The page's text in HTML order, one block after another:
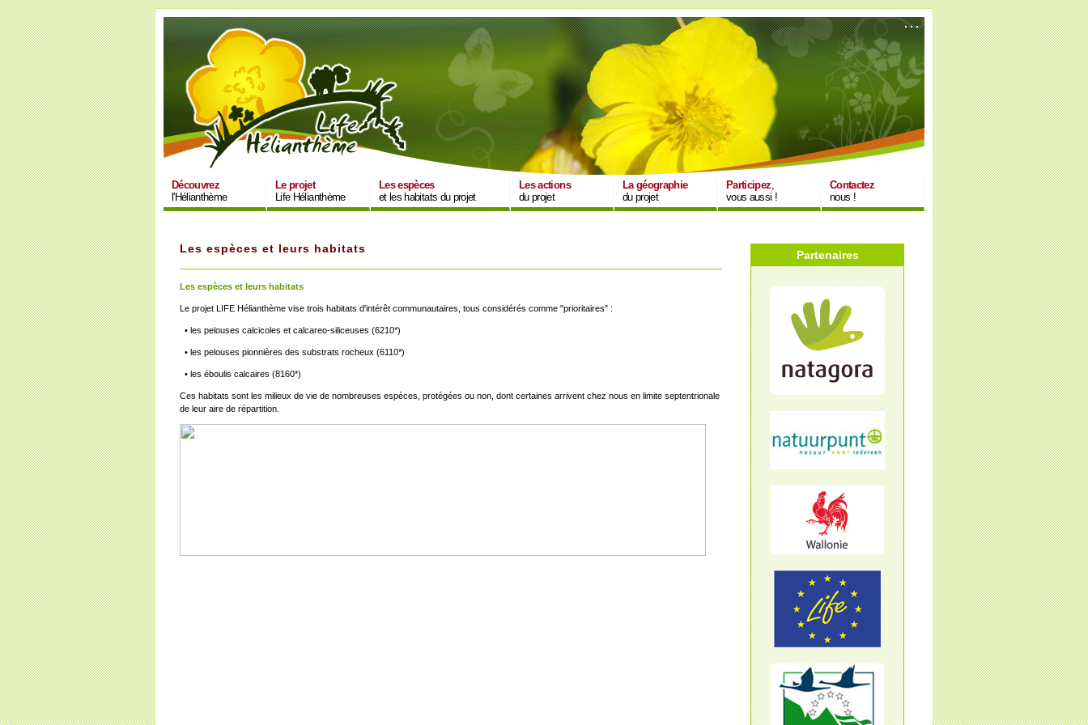
Découvrez
l'Hélianthème
Le projet
Life Hélianthème
Les espèces
et les habitats du projet
Les actions
du projet
La géographie
du projet
Participez,
vous aussi !
Contactez
nous !
Les espèces et leurs habitats
Les espèces et leurs habitats
Le projet LIFE Hélianthème vise trois habitats d'intérêt communautaires, tous considérés comme "prioritaires" :
• les pelouses calcicoles et calcareo-siliceuses (6210*)
• les pelouses pionnières des substrats rocheux (6110*)
• les éboulis calcaires (8160*)
Ces habitats sont les milieux de vie de nombreuses espèces, protégées ou non, dont certaines arrivent chez nous en limite septentrionale
de leur aire de répartition.
Partenaires